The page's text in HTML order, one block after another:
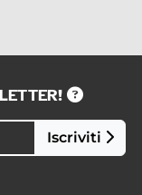
Iscriviti